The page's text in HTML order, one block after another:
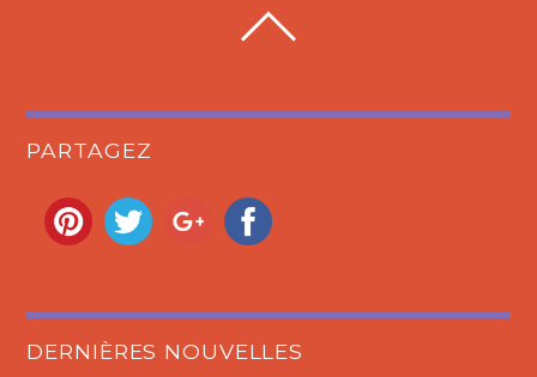
PARTAGEZ
DERNIÈRES NOUVELLES